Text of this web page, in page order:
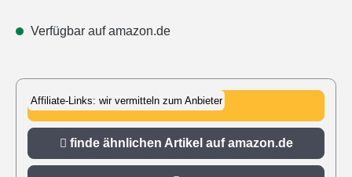
Verfügbar auf amazon.de
Affiliate-Links: wir vermitteln zum Anbieter
zu amazon.de
finde ähnlichen Artikel auf amazon.de